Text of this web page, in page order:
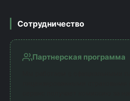
Сотрудничество
Партнерская программа